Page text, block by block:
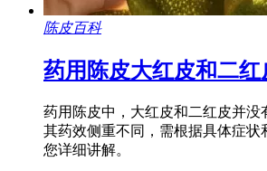
陈皮百科
药用陈皮大红皮和二红
药用陈皮中，大红皮和二红皮并没
其药效侧重不同，需根据具体症状
您详细讲解。